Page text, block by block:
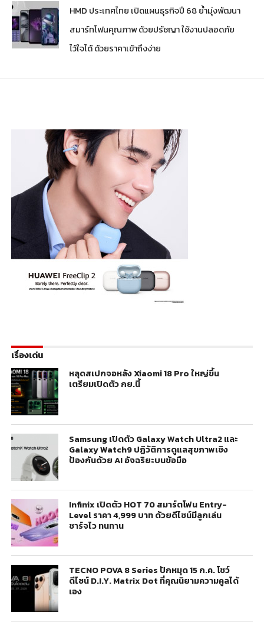
HMD ประเทศไทย เปิดแผนธุรกิจปี 68 ย้ำมุ่งพัฒนา
สมาร์ทโฟนคุณภาพ ด้วยปรัชญา ใช้งานปลอดภัย
ไว้ใจได้ ด้วยราคาเข้าถึงง่าย
เรื่องเด่น
หลุดสเปกจอหลัง Xiaomi 18 Pro ใหญ่ขึ้น
เตรียมเปิดตัว กย.นี้
Samsung เปิดตัว Galaxy Watch Ultra2 และ
Galaxy Watch9 ปฏิวัติการดูแลสุขภาพเชิง
ป้องกันด้วย AI อัจฉริยะบนข้อมือ
Infinix เปิดตัว HOT 70 สมาร์ตโฟน Entry-
Level ราคา 4,999 บาท ด้วยดีไซน์มีลูกเล่น
ชาร์จไว ทนทาน
TECNO POVA 8 Series ปักหมุด 15 ก.ค. โชว์
ดีไซน์ D.I.Y. Matrix Dot ที่คุณนิยามความคูลได้
เอง